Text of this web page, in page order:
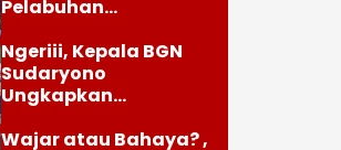
Pelabuhan
Indramayu
Ngeriii, Kepala BGN
Sudaryono
Ungkapkan
Juta Data Ganda
Wajar atau Bahaya? ,